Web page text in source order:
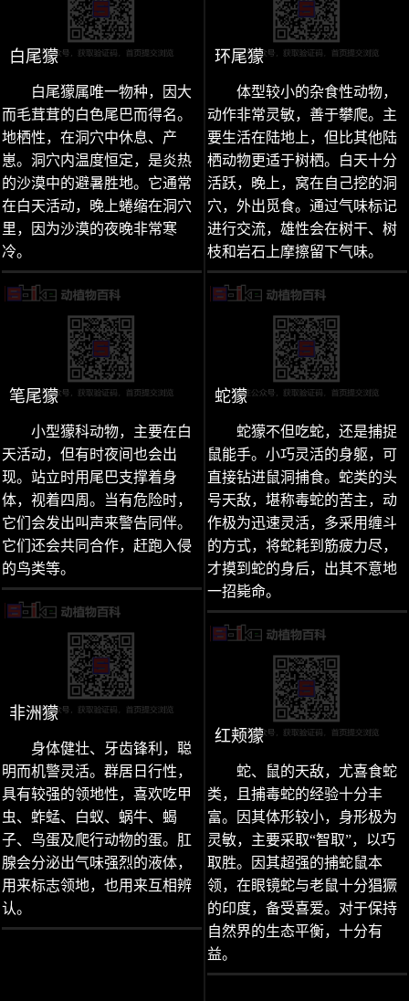
白尾獴
白尾獴属唯一物种，因大
而毛茸茸的白色尾巴而得名。
地栖性，在洞穴中休息、产
崽。洞穴内温度恒定，是炎热
的沙漠中的避暑胜地。它通常
在白天活动，晚上蜷缩在洞穴
里，因为沙漠的夜晚非常寒
冷。
笔尾獴
小型獴科动物，主要在白
天活动，但有时夜间也会出
现。站立时用尾巴支撑着身
体，视着四周。当有危险时，
它们会发出叫声来警告同伴。
它们还会共同合作，赶跑入侵
的鸟类等。
非洲獴
身体健壮、牙齿锋利，聪
明而机警灵活。群居日行性，
具有较强的领地性，喜欢吃甲
虫、蚱蜢、白蚁、蜗牛、蝎
子、鸟蛋及爬行动物的蛋。肛
腺会分泌出气味强烈的液体，
用来标志领地，也用来互相辨
认。
环尾獴
体型较小的杂食性动物，
动作非常灵敏，善于攀爬。主
要生活在陆地上，但比其他陆
栖动物更适于树栖。白天十分
活跃，晚上，窝在自己挖的洞
穴，外出觅食。通过气味标记
进行交流，雄性会在树干、树
枝和岩石上摩擦留下气味。
蛇獴
蛇獴不但吃蛇，还是捕捉
鼠能手。小巧灵活的身躯，可
直接钻进鼠洞捕食。蛇类的头
号天敌，堪称毒蛇的苦主，动
作极为迅速灵活，多采用缠斗
的方式，将蛇耗到筋疲力尽，
才摸到蛇的身后，出其不意地
一招毙命。
红颊獴
蛇、鼠的天敌，尤喜食蛇
类，且捕毒蛇的经验十分丰
富。因其体形较小，身形极为
灵敏，主要采取“智取”，以巧
取胜。因其超强的捕蛇鼠本
领，在眼镜蛇与老鼠十分猖獗
的印度，备受喜爱。对于保持
自然界的生态平衡，十分有
益。